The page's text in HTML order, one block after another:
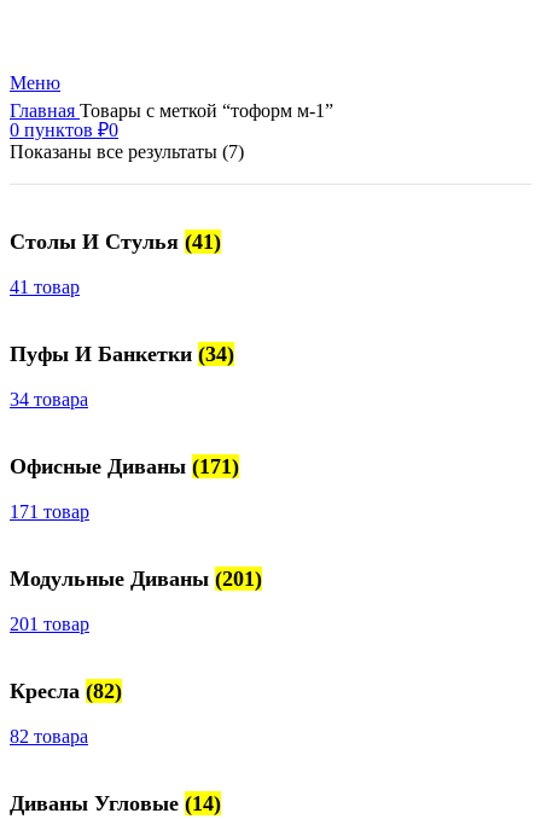
Меню
0 пунктов ₽0
Главная Товары с меткой “тоформ м-1”
Показаны все результаты (7)
Столы И Стулья (41)
41 товар
Пуфы И Банкетки (34)
34 товара
Офисные Диваны (171)
171 товар
Модульные Диваны (201)
201 товар
Кресла (82)
82 товара
Диваны Угловые (14)